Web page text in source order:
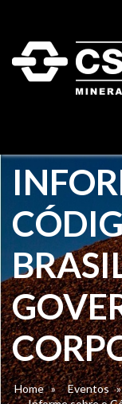
Home » Eventos »